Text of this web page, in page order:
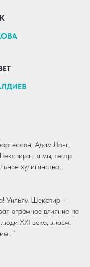
Адам Лонг,
а мы, театр
хулиганство,
Уильям Шекспир –
огромное влияние на
XXI века, знаем,